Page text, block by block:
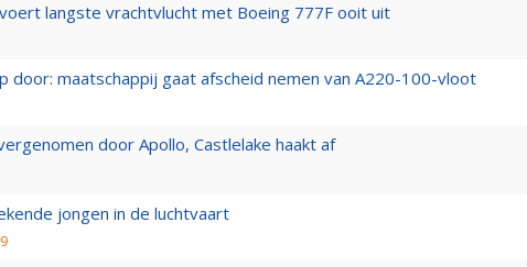
langste vrachtvlucht met Boeing 777F ooit uit
door: maatschappij gaat afscheid nemen van A220-100-vloot
door Apollo, Castlelake haakt af
jongen in de luchtvaart